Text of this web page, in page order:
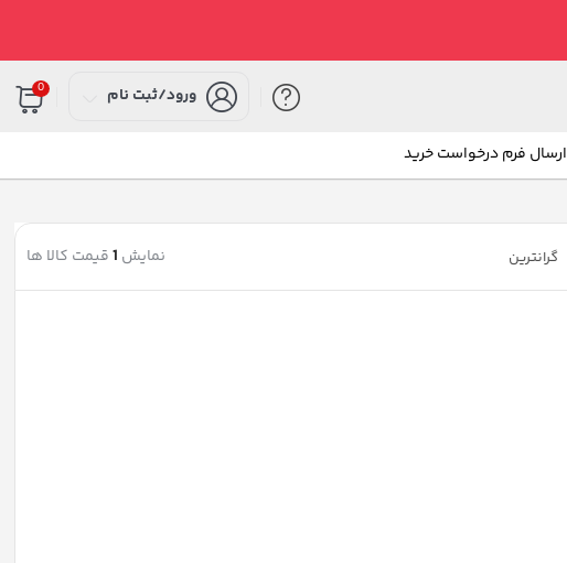
ورود/ثبت نام 0
ارسال فرم درخواست خرید
گرانترین نمایش 1 قیمت کالا ها